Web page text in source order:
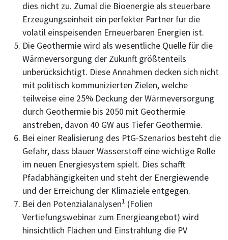
dies nicht zu. Zumal die Bioenergie als steuerbare
Erzeugungseinheit ein perfekter Partner für die
volatil einspeisenden Erneuerbaren Energien ist.
Die Geothermie wird als wesentliche Quelle für die
Wärmeversorgung der Zukunft größtenteils
unberücksichtigt. Diese Annahmen decken sich nicht
mit politisch kommunizierten Zielen, welche
teilweise eine 25% Deckung der Wärmeversorgung
durch Geothermie bis 2050 mit Geothermie
anstreben, davon 40 GW aus Tiefer Geothermie.
Bei einer Realisierung des PtG-Szenarios besteht die
Gefahr, dass blauer Wasserstoff eine wichtige Rolle
im neuen Energiesystem spielt. Dies schafft
Pfadabhängigkeiten und steht der Energiewende
und der Erreichung der Klimaziele entgegen.
Bei den Potenzialanalysen1 (Folien
Vertiefungswebinar zum Energieangebot) wird
hinsichtlich Flächen und Einstrahlung die PV